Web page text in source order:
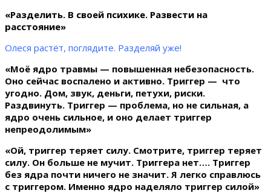
«Разделить. В своей психике. Развести на
расстояние»
Олеся растёт, поглядите. Разделяй уже!
«Моё ядро травмы — повышенная небезопасность.
Оно сейчас воспалено и активно. Триггер — что
угодно. Дом, звук, деньги, петухи, риски.
Раздвинуть. Триггер — проблема, но не сильная, а
ядро очень сильное, и оно делает триггер
непреодолимым»
«Ой, триггер теряет силу. Смотрите, триггер теряет
силу. Он больше не мучит. Триггера нет…. Триггер
без ядра почти ничего не значит. Я легко справлюсь
с триггером. Именно ядро наделяло триггер силой»